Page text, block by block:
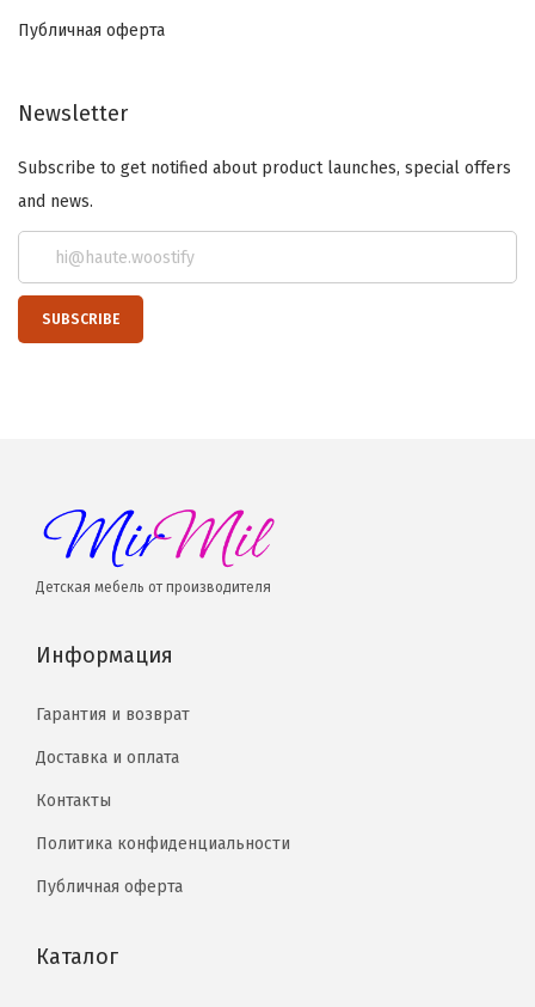
Публичная оферта
Newsletter
Subscribe to get notified about product launches, special offers
and news.
Детская мебель от производителя
Информация
Гарантия и возврат
Доставка и оплата
Контакты
Политика конфиденциальности
Публичная оферта
Каталог